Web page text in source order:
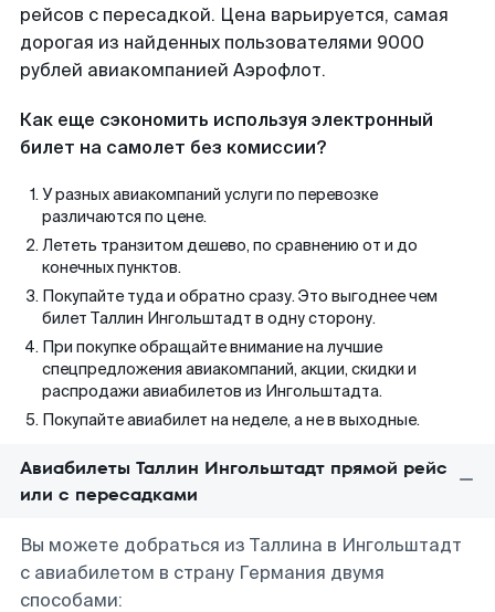
рейсов с пересадкой. Цена варьируется, самая
дорогая из найденных пользователями 9000
рублей авиакомпанией Аэрофлот.
Как еще сэкономить используя электронный
билет на самолет без комиссии?
У разных авиакомпаний услуги по перевозке
различаются по цене.
Лететь транзитом дешево, по сравнению от и до
конечных пунктов.
Покупайте туда и обратно сразу. Это выгоднее чем
билет Таллин Ингольштадт в одну сторону.
При покупке обращайте внимание на лучшие
спецпредложения авиакомпаний, акции, скидки и
распродажи авиабилетов из Ингольштадта.
Покупайте авиабилет на неделе, а не в выходные.
Авиабилеты Таллин Ингольштадт прямой рейс
или с пересадками
Вы можете добраться из Таллина в Ингольштадт
с авиабилетом в страну Германия двумя
способами: